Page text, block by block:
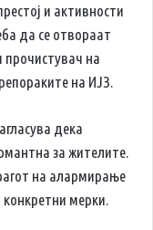
и активности
да се отвораат
прочистувач на
на ИЈЗ.
дека
за жителите.
на алармирање
мерки.